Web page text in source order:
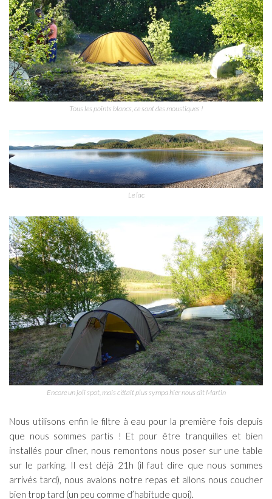
Tous les points blancs, ce sont des moustiques !
Le lac
Encore un joli spot, mais c’était plus sympa hier nous dit Martin
Nous utilisons enfin le filtre à eau pour la première fois depuis
que nous sommes partis ! Et pour être tranquilles et bien
installés pour dîner, nous remontons nous poser sur une table
sur le parking. Il est déjà 21h (il faut dire que nous sommes
arrivés tard), nous avalons notre repas et allons nous coucher
bien trop tard (un peu comme d’habitude quoi).